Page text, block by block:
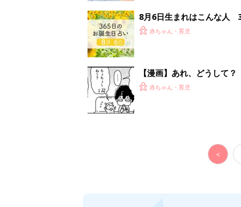
8月6日生まれはこんな人
赤ちゃん・育児
【漫画】あれ、どうして
がする……！『ふうふう子育
赤ちゃん・育児
<